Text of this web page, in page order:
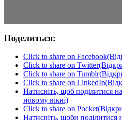
Поделиться:
Click to share on
Click to share on
Click to share on
Click to share on
Натисніть, щоб поділитися
новому вікні)
Click to share on
Натисніть, щоби поділитися